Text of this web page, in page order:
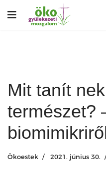
Mit tanít
természet?
Ökoestek 2021. június 30.